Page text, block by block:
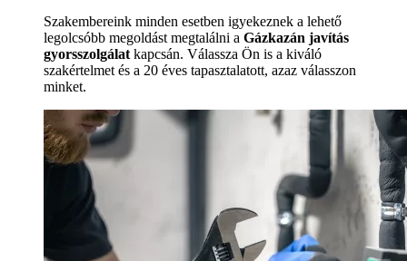
Szakembereink minden esetben igyekeznek a lehető
legolcsóbb megoldást megtalálni a Gázkazán javítás
gyorsszolgálat kapcsán. Válassza Ön is a kiváló
szakértelmet és a 20 éves tapasztalatott, azaz válasszon
minket.